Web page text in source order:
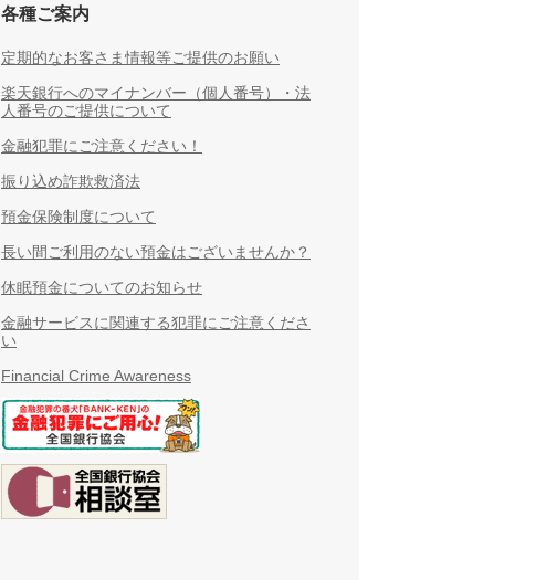
各種ご案内
定期的なお客さま情報等ご提供のお願い
楽天銀行へのマイナンバー（個人番号）・法
人番号のご提供について
金融犯罪にご注意ください！
振り込め詐欺救済法
預金保険制度について
長い間ご利用のない預金はございませんか？
休眠預金についてのお知らせ
金融サービスに関連する犯罪にご注意くださ
い
Financial Crime Awareness